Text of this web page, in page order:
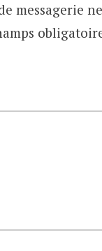
messagerie